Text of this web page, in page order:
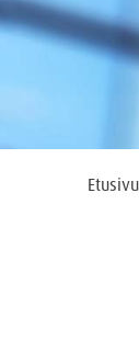
Etusivu